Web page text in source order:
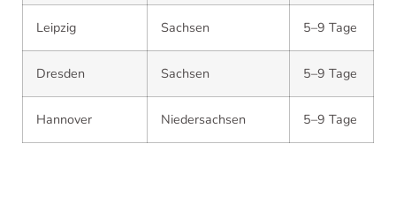
Leipzig Sachsen 5–9 Tage
Dresden Sachsen 5–9 Tage
Hannover Niedersachsen 5–9 Tage